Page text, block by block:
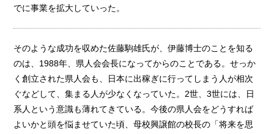
でに事業を拡大していった。
そのような成功を収めた佐藤駒雄氏が、伊藤博士のことを知る
のは、1988年、県人会会長になってからのことである。せっか
く創立された県人会も、日本に出稼ぎに行ってしまう人が相次
ぐなどして、集まる人が少なくなっていた。2世、3世には、日
系人という意識も薄れてきている。今後の県人会をどうすれば
よいかと頭を悩ませていた頃、母校興譲館の校長の「将来を思